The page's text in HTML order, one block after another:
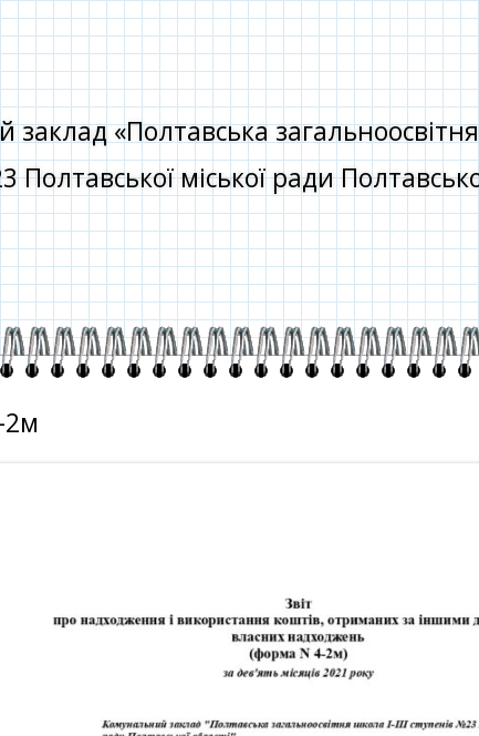
«Полтавська загальноосвітня
Полтавської міської ради
2м